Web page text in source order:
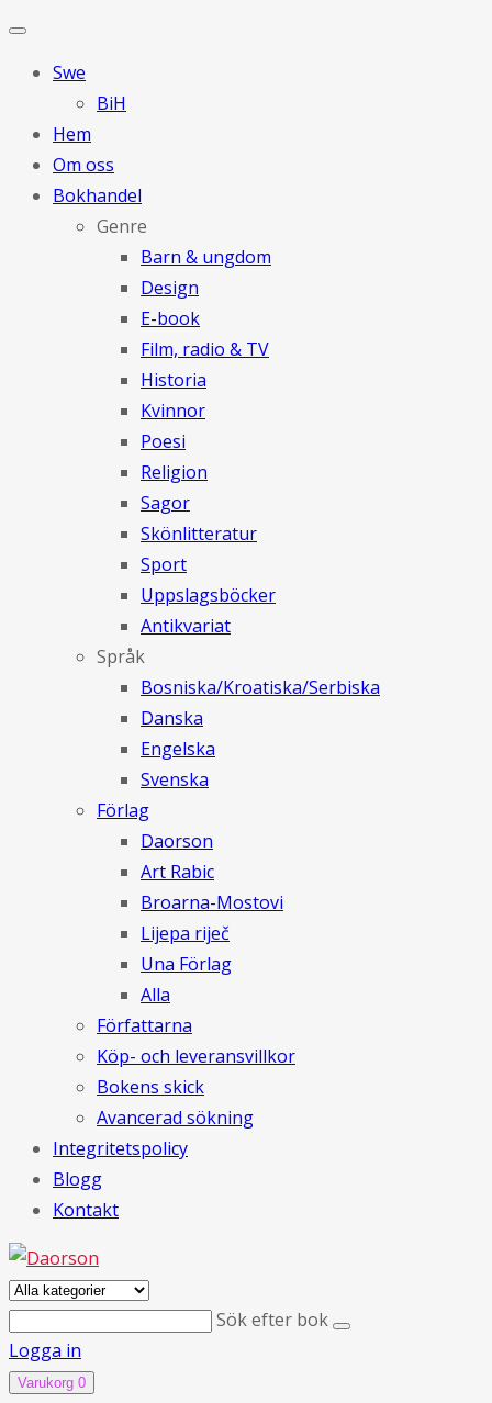
Swe
BiH
Hem
Om oss
Bokhandel
Genre
Barn & ungdom
Design
E-book
Film, radio & TV
Historia
Kvinnor
Poesi
Religion
Sagor
Skönlitteratur
Sport
Uppslagsböcker
Antikvariat
Språk
Bosniska/Kroatiska/Serbiska
Danska
Engelska
Svenska
Förlag
Daorson
Art Rabic
Broarna-Mostovi
Lijepa riječ
Una Förlag
Alla
Författarna
Köp- och leveransvillkor
Bokens skick
Avancerad sökning
Integritetspolicy
Blogg
Kontakt
Sök efter bok
Logga in
Varukorg 0